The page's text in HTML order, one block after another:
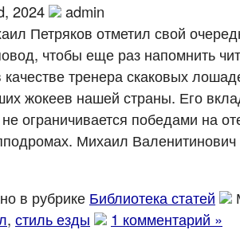
2024
admin
Петряков отметил свой
чтобы еще раз напомнить
качестве тренера скаковых
жокеев нашей страны. Его
ограничивается победами на
Михаил Валенитинович
в рубрике Библиотека статей
, стиль езды 1 комментарий »